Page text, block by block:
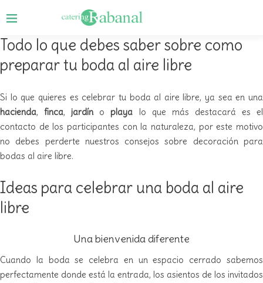
Todo lo que debes saber sobre como
preparar tu boda al aire libre
Si lo que quieres es celebrar tu boda al aire libre, ya sea en una
hacienda,finca,jardíno playa lo que más destacará es el
contacto de los participantes con la naturaleza, por este motivo
no debes perderte nuestros consejos sobre decoración para
bodas al aire libre.
Ideas para celebrar una boda al aire
libre
Una bienvenida diferente
Cuando la boda se celebra en un espacio cerrado sabemos
perfectamente donde está la entrada, los asientos de los invitados